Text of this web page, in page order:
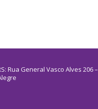
Rua General Vasco Alves 206 –